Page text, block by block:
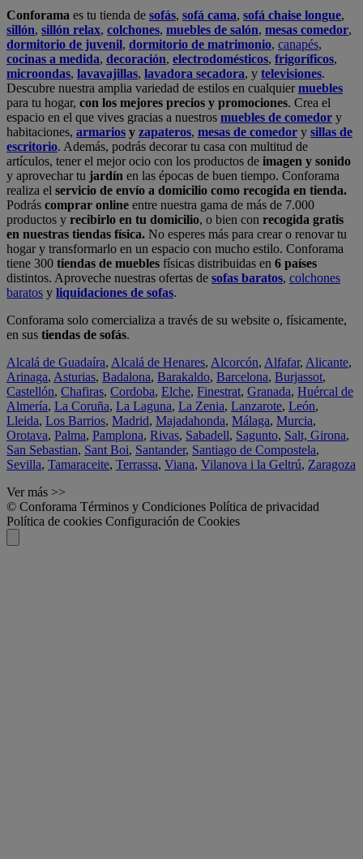
Conforama es tu tienda de sofás, sofá cama, sofá chaise longue,
sillón, sillón relax, colchones, muebles de salón, mesas comedor,
dormitorio de juvenil, dormitorio de matrimonio, canapés,
cocinas a medida, decoración, electrodomésticos, frigoríficos,
microondas, lavavajillas, lavadora secadora, y televisiones.
Descubre nuestra amplia variedad de estilos en cualquiermuebles
para tu hogar, con los mejores precios y promociones. Crea el
espacio en el que vives gracias a nuestros muebles de comedor y
habitaciones, armarios y zapateros, mesas de comedor y sillas de
escritorio. Además, podrás decorar tu casa con multitud de
artículos, tener el mejor ocio con los productos de imagen y sonido
y aprovechar tu jardín en las épocas de buen tiempo. Conforama
realiza el servicio de envío a domicilio como recogida en tienda.
Podrás comprar online entre nuestra gama de más de 7.000
productos y recibirlo en tu domicilio, o bien con recogida gratis
en nuestras tiendas física. No esperes más para crear o renovar tu
hogar y transformarlo en un espacio con mucho estilo. Conforama
tiene 300 tiendas de muebles físicas distribuidas en 6 países
distintos. Aproveche nuestras ofertas de sofas baratos, colchones
baratos y liquidaciones de sofas.
Conforama solo comercializa a través de su website o, físicamente,
en sus tiendas de sofás.
Alcalá de Guadaíra, Alcalá de Henares, Alcorcón, Alfafar, Alicante,
Arinaga, Asturias, Badalona, Barakaldo, Barcelona, Burjassot,
Castellón, Chafiras, Cordoba, Elche, Finestrat, Granada, Huércal de
Almería, La Coruña, La Laguna, La Zenia, Lanzarote, León,
Lleida, Los Barrios, Madrid, Majadahonda, Málaga, Murcia,
Orotava, Palma, Pamplona, Rivas, Sabadell, Sagunto, Salt, Girona,
San Sebastian, Sant Boi, Santander, Santiago de Compostela,
Sevilla, Tamaraceite, Terrassa, Viana, Vilanova i la Geltrú, Zaragoza
Ver más >>
© Conforama Términos y Condiciones Política de privacidad
Política de cookies Configuración de Cookies